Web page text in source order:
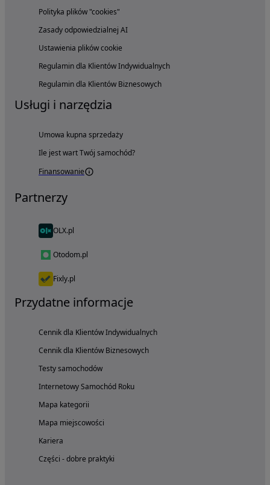
Polityka plików "cookies"
Zasady odpowiedzialnej AI
Ustawienia plików cookie
Regulamin dla Klientów Indywidualnych
Regulamin dla Klientów Biznesowych
Usługi i narzędzia
Umowa kupna sprzedaży
Ile jest wart Twój samochód?
Finansowanie
Partnerzy
OLX.pl
Otodom.pl
Fixly.pl
Przydatne informacje
Cennik dla Klientów Indywidualnych
Cennik dla Klientów Biznesowych
Testy samochodów
Internetowy Samochód Roku
Mapa kategorii
Mapa miejscowości
Kariera
Części - dobre praktyki